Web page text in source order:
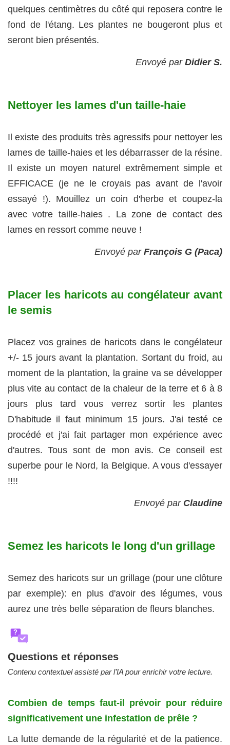
quelques centimètres du côté qui reposera contre le
fond de l'étang. Les plantes ne bougeront plus et
seront bien présentés.
Envoyé par Didier S.
Nettoyer les lames d'un taille-haie
Il existe des produits très agressifs pour nettoyer les
lames de taille-haies et les débarrasser de la résine.
Il existe un moyen naturel extrêmement simple et
EFFICACE (je ne le croyais pas avant de l'avoir
essayé !). Mouillez un coin d'herbe et coupez-la
avec votre taille-haies . La zone de contact des
lames en ressort comme neuve !
Envoyé par François G (Paca)
Placer les haricots au congélateur avant
le semis
Placez vos graines de haricots dans le congélateur
+/- 15 jours avant la plantation. Sortant du froid, au
moment de la plantation, la graine va se développer
plus vite au contact de la chaleur de la terre et 6 à 8
jours plus tard vous verrez sortir les plantes
D'habitude il faut minimum 15 jours. J'ai testé ce
procédé et j'ai fait partager mon expérience avec
d'autres. Tous sont de mon avis. Ce conseil est
superbe pour le Nord, la Belgique. A vous d'essayer
!!!!
Envoyé par Claudine
Semez les haricots le long d'un grillage
Semez des haricots sur un grillage (pour une clôture
par exemple): en plus d'avoir des légumes, vous
aurez une très belle séparation de fleurs blanches.
?
Questions et réponses
Contenu contextuel assisté par l’IA pour enrichir votre lecture.
Combien de temps faut‑il prévoir pour réduire
significativement une infestation de prêle ?
La lutte demande de la régularité et de la patience.